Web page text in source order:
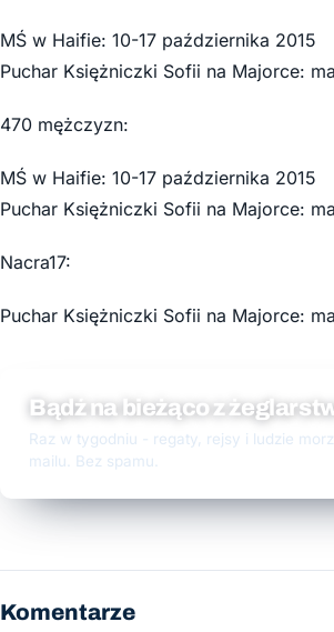
MŚ w Haifie: 10-17 października 2015
Puchar Księżniczki Sofii na Majorce:
470 mężczyzn:
MŚ w Haifie: 10-17 października 2015
Puchar Księżniczki Sofii na Majorce:
Nacra17:
Puchar Księżniczki Sofii na Majorce:
Bądź na bieżąco z
Raz w tygodniu - regaty, rejsy i ludzie
mailu. Bez spamu.
Komentarze